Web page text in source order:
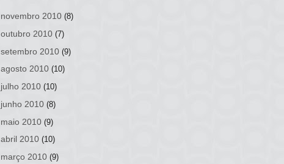
novembro 2010 (8)
outubro 2010 (7)
setembro 2010 (9)
agosto 2010 (10)
julho 2010 (10)
junho 2010 (8)
maio 2010 (9)
abril 2010 (10)
março 2010 (9)